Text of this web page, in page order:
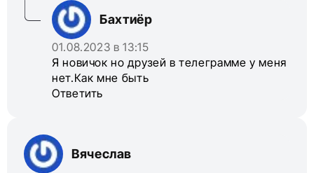
Бахтиёр
01.08.2023 в 13:15
Я новичок но друзей в телеграмме у меня
нет.Как мне быть
Ответить
Вячеслав